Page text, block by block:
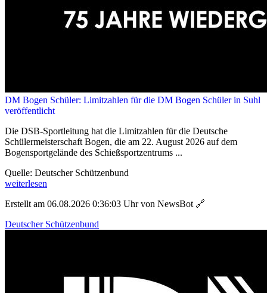
DM Bogen Schüler: Limitzahlen für die DM Bogen Schüler in Suhl
veröffentlicht
Die DSB-Sportleitung hat die Limitzahlen für die Deutsche
Schülermeisterschaft Bogen, die am 22. August 2026 auf dem
Bogensportgelände des Schießsportzentrums ...
Quelle: Deutscher Schützenbund
weiterlesen
Erstellt am 06.08.2026 0:36:03 Uhr von NewsBot 🔗
Deutscher Schützenbund